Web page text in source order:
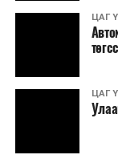
ЦАГ
ЦАГ